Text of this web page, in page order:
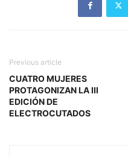
Previous article
CUATRO MUJERES
PROTAGONIZAN LA III
EDICIÓN DE
ELECTROCUTADOS